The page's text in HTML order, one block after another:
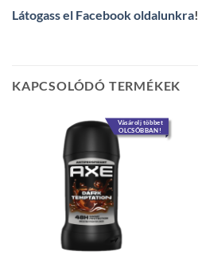
Látogass el Facebook oldalunkra!
KAPCSOLÓDÓ TERMÉKEK
Vásárolj többet
OLCSÓBBAN!